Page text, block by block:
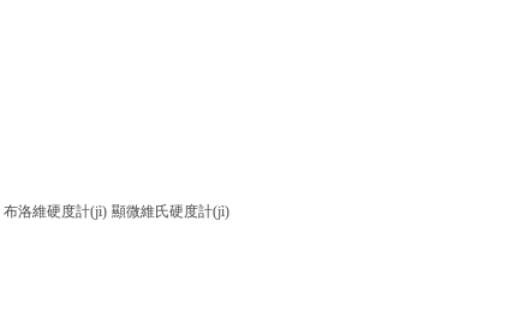
布洛維硬度計(jì) 顯微維氏硬度計(jì)